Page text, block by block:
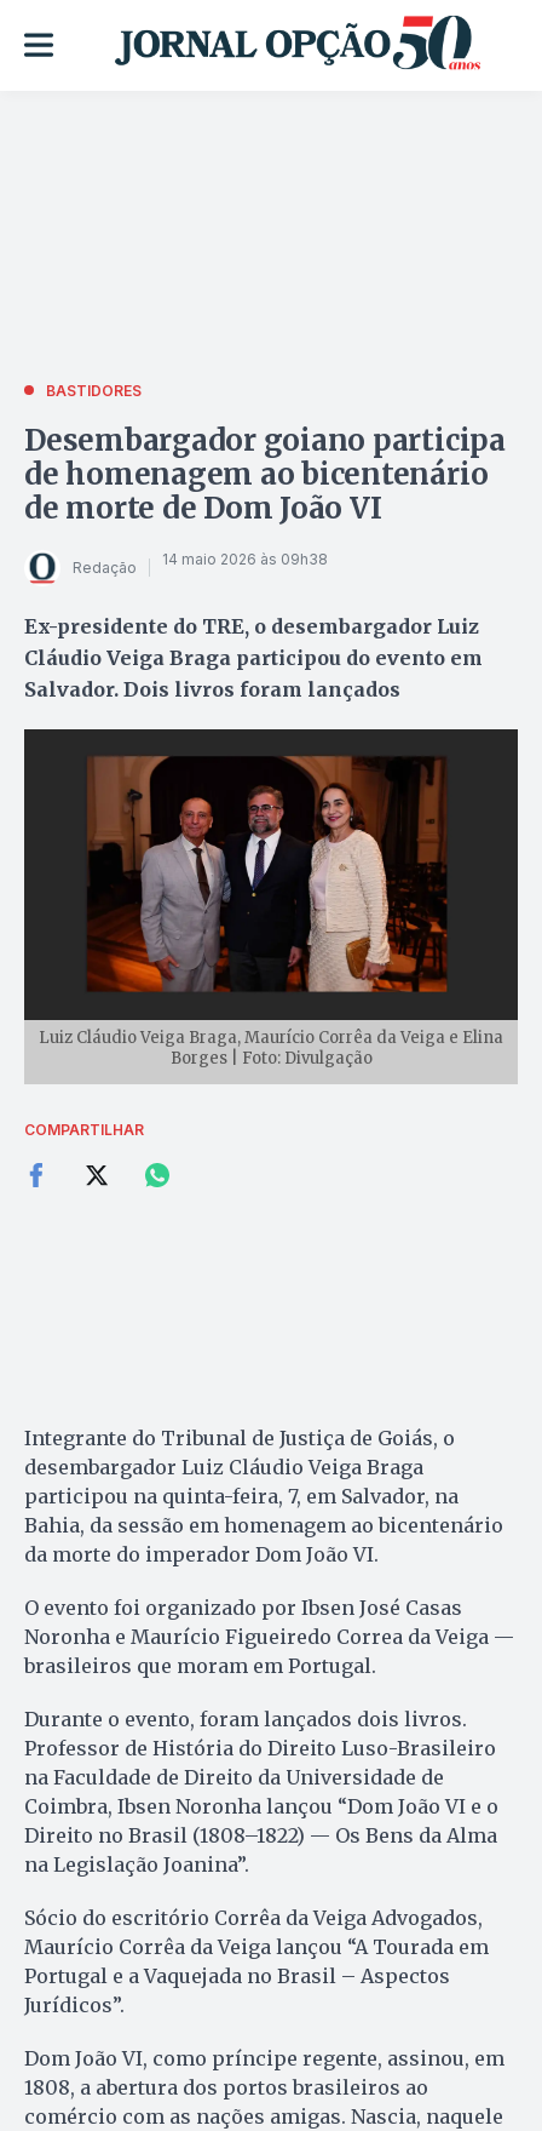
BASTIDORES
Desembargador goiano participa
de homenagem ao bicentenário
de morte de Dom João VI
Redação 14 maio 2026 às 09h38
Ex-presidente do TRE, o desembargador Luiz
Cláudio Veiga Braga participou do evento em
Salvador. Dois livros foram lançados
Luiz Cláudio Veiga Braga, Maurício Corrêa da Veiga e Elina
Borges | Foto: Divulgação
COMPARTILHAR
Integrante do Tribunal de Justiça de Goiás, o
desembargador Luiz Cláudio Veiga Braga
participou na quinta-feira, 7, em Salvador, na
Bahia, da sessão em homenagem ao bicentenário
da morte do imperador Dom João VI.
O evento foi organizado por Ibsen José Casas
Noronha e Maurício Figueiredo Correa da Veiga —
brasileiros que moram em Portugal.
Durante o evento, foram lançados dois livros.
Professor de História do Direito Luso-Brasileiro
na Faculdade de Direito da Universidade de
Coimbra, Ibsen Noronha lançou “Dom João VI e o
Direito no Brasil (1808–1822) — Os Bens da Alma
na Legislação Joanina”.
Sócio do escritório Corrêa da Veiga Advogados,
Maurício Corrêa da Veiga lançou “A Tourada em
Portugal e a Vaquejada no Brasil – Aspectos
Jurídicos”.
Dom João VI, como príncipe regente, assinou, em
1808, a abertura dos portos brasileiros ao
comércio com as nações amigas. Nascia, naquele